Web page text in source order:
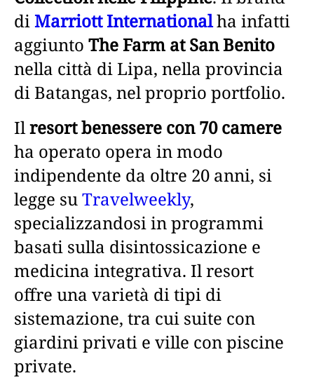
diMarriott Internationalha infatti
aggiunto The Farm at San Benito
nella città di Lipa, nella provincia
di Batangas, nel proprio portfolio.
Ilresort benessere con 70 camere
ha operato opera in modo
indipendente da oltre 20 anni, si
legge suTravelweekly,
specializzandosi in programmi
basati sulla disintossicazione e
medicina integrativa. Il resort
offre una varietà di tipi di
sistemazione, tra cui suite con
giardini privati e ville con piscine
private.